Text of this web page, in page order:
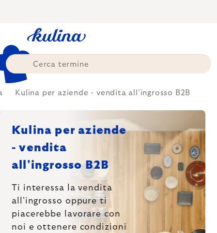
Kulina per aziende - vendita all'ingrosso B2B
Kulina per aziende
- vendita
all'ingrosso B2B
Ti interessa la vendita
all'ingrosso oppure ti
piacerebbe lavorarecon
noi e ottenere condizioni